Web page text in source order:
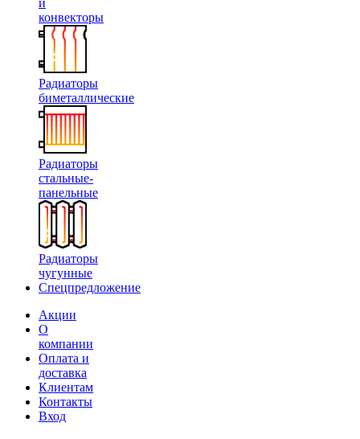
и
конвекторы
Радиаторы
биметаллические
Радиаторы
стальные-
панельные
Радиаторы
чугунные
Спецпредложение
Акции
О
компании
Оплата и
доставка
Клиентам
Контакты
Вход